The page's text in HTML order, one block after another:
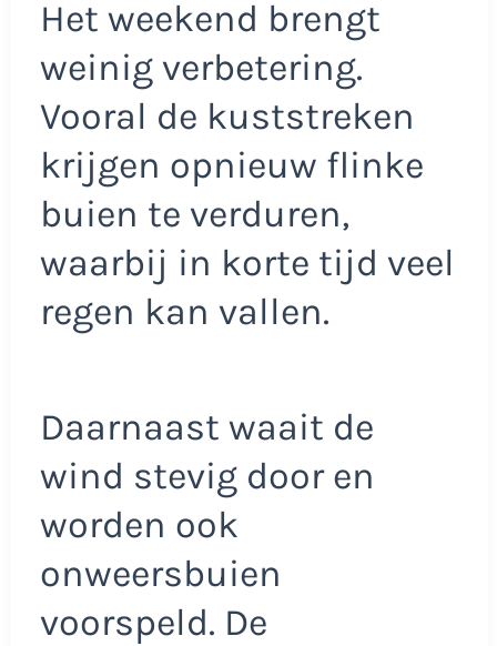
Het weekend brengt
weinig verbetering.
Vooral de kuststreken
krijgen opnieuw flinke
buien te verduren,
waarbij in korte tijd veel
regen kan vallen.
Daarnaast waait de
wind stevig door en
worden ook
onweersbuien
voorspeld. De